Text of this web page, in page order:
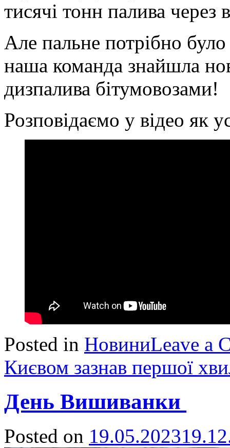
тисячі тонн палива через
Але пальне потрібно
наша команда знайшла
дизпалива бітумовозами!
Розповідаємо у відео як
Posted in НовиниLeave a
Києвом зазнав першої
День Вишиванки
Posted on 19.05.2023